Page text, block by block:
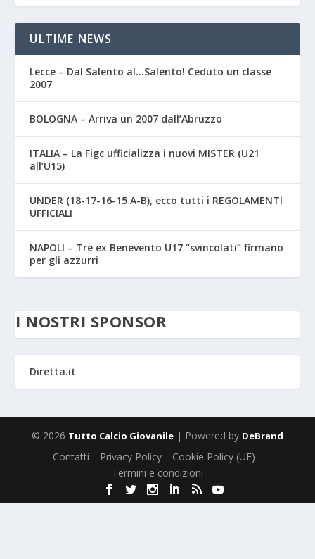
ULTIME NEWS
Lecce – Dal Salento al…Salento! Ceduto un classe
2007
BOLOGNA – Arriva un 2007 dall’Abruzzo
ITALIA – La Figc ufficializza i nuovi MISTER (U21
all’U15)
UNDER (18-17-16-15 A-B), ecco tutti i REGOLAMENTI
UFFICIALI
NAPOLI – Tre ex Benevento U17 “svincolati” firmano
per gli azzurri
I NOSTRI SPONSOR
Diretta.it
© 2026 Tutto Calcio Giovanile | Powered by DeBrand
Contatti Privacy Policy
Cookie Policy (UE)
Termini e condizioni